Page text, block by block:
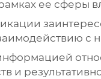
ее сферы
с
и